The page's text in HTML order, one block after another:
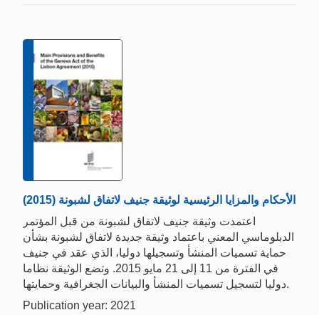
الأحكام والمزايا الرئيسية لوثيقة جنيف لاتفاق لشبونة (2015)
اعتمدت وثيقة جنيف لاتفاق لشبونة من قبل المؤتمر
الدبلوماسي المعني باعتماد وثيقة جديدة لاتفاق لشبونة بشأن
حماية تسميات المنشأ وتسجيلها دوليا، الذي عقد في جنيف
في الفترة من 11 إلى 21 مايو 2015. وتضع الوثيقة نظاما
دوليا لتسجيل تسميات المنشأ والبيانات الجغرافية وحمايتها.
Publication year: 2021